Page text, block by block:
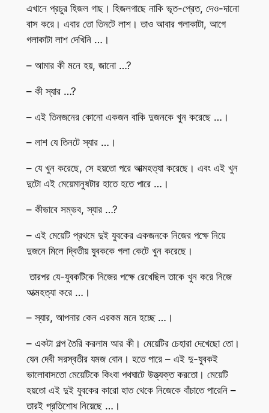
এখানে প্রচুর হিজল গাছ। হিজলগাছে নাকি ভূত-প্রেত, দেও-দানো
বাস করে। এবার তো তিনটে লাশ। তাও আবার গলাকাটা, আগে
গলাকাটা লাশ দেখিনি …।
– আমার কী মনে হয়, জানো …?
– কী স্যার …?
– এই তিনজনের কোনো একজন বাকি দুজনকে খুন করেছে …।
– লাশ যে তিনটে স্যার …।
– যে খুন করেছে, সে হয়তো পরে আত্মহত্যা করেছে। এবং এই খুন
দুটো এই মেয়েমানুষটার হাতে হতে পারে …।
– কীভাবে সম্ভব, স্যার …?
– এই মেয়েটি প্রথমে দুই যুবকের একজনকে নিজের পক্ষে নিয়ে
দুজনে মিলে দ্বিতীয় যুবককে গলা কেটে খুন করেছে।
তারপর যে-যুবকটিকে নিজের পক্ষে রেখেছিল তাকে খুন করে নিজে
আত্মহত্যা করে …।
– স্যার, আপনার কেন এরকম মনে হচ্ছে …।
– একটা গল্প তৈরি করলাম আর কী। মেয়েটির চেহারা দেখেছো তো।
যেন দেবী সরস্বতীর যমজ বোন। হতে পারে – এই দু-যুবকই
ভালোবাসতো মেয়েটিকে কিংবা পথঘাটে উত্ত্যক্ত করতো। মেয়েটি
হয়তো এই দুই যুবকের কারো হাত থেকে নিজেকে বাঁচাতে পারেনি –
তারই প্রতিশোধ নিয়েছে …।